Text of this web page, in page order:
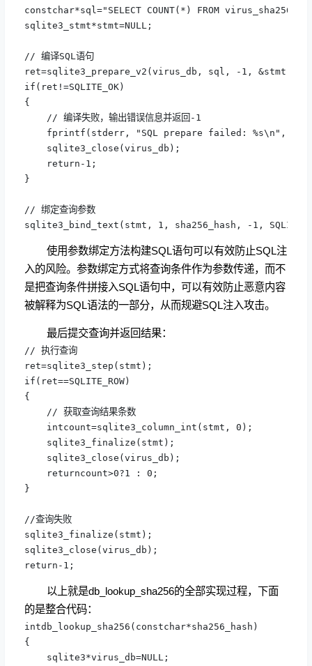
constchar*sql="SELECT COUNT(*) FROM virus_sha256
sqlite3_stmt*stmt=NULL;
// 编译SQL语句
ret=sqlite3_prepare_v2(virus_db, sql, -1, &stmt,
if(ret!=SQLITE_OK)
{
// 编译失败，输出错误信息并返回-1
fprintf(stderr, "SQL prepare failed: %s\n",
sqlite3_close(virus_db);
return-1;
}
// 绑定查询参数
sqlite3_bind_text(stmt, 1, sha256_hash, -1,
使用参数绑定方法构建SQL语句可以有效防止SQL注
入的风险。参数绑定方式将查询条件作为参数传递，而不
是把查询条件拼接入SQL语句中，可以有效防止恶意内容
被解释为SQL语法的一部分，从而规避SQL注入攻击。
最后提交查询并返回结果：
// 执行查询
ret=sqlite3_step(stmt);
if(ret==SQLITE_ROW)
{
// 获取查询结果条数
intcount=sqlite3_column_int(stmt, 0);
sqlite3_finalize(stmt);
sqlite3_close(virus_db);
returncount>0?1 : 0;
}
//查询失败
sqlite3_finalize(stmt);
sqlite3_close(virus_db);
return-1;
以上就是db_lookup_sha256的全部实现过程，下面
的是整合代码：
intdb_lookup_sha256(constchar*sha256_hash)
{
sqlite3*virus_db=NULL;